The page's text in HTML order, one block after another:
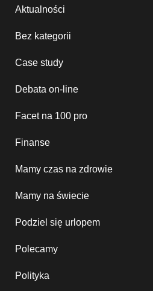
Aktualności
Bez kategorii
Case study
Debata on-line
Facet na 100 pro
Finanse
Mamy czas na zdrowie
Mamy na świecie
Podziel się urlopem
Polecamy
Polityka